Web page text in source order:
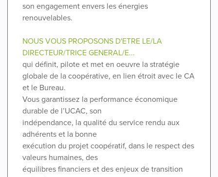
son engagement envers les énergies
renouvelables.
NOUS VOUS PROPOSONS D'ETRE LE/LA
DIRECTEUR/TRICE GENERAL/E...
qui définit, pilote et met en oeuvre la stratégie
globale de la coopérative, en lien étroit avec le CA
et le Bureau.
Vous garantissez la performance économique
durable de l’UCAC, son
indépendance, la qualité du service rendu aux
adhérents et la bonne
exécution du projet coopératif, dans le respect des
valeurs humaines, des
équilibres financiers et des enjeux de transition